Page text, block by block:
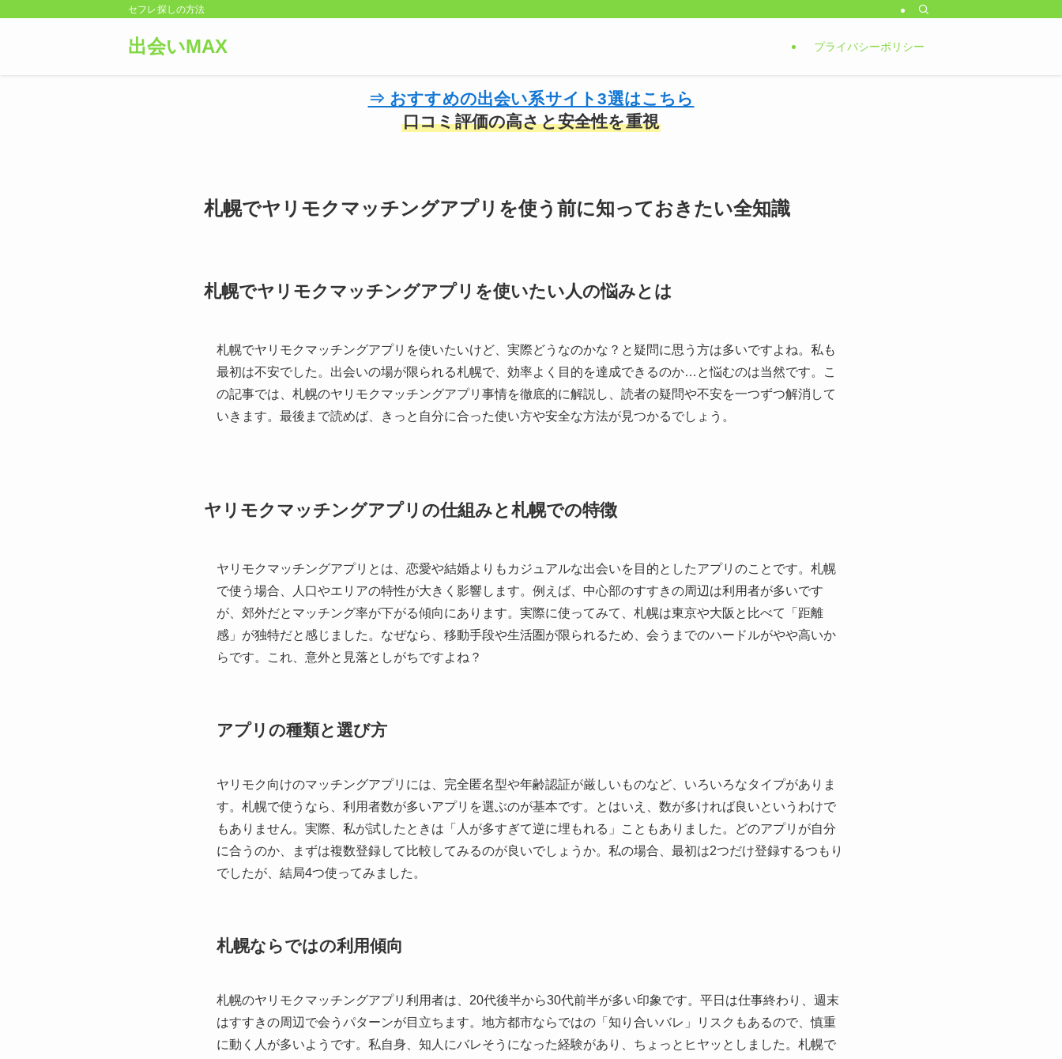
セフレ探しの方法
出会いMAX プライバシーポリシー
⇒ おすすめの出会い系サイト3選はこちら
口コミ評価の高さと安全性を重視
札幌でヤリモクマッチングアプリを使う前に知っておきたい全知識
札幌でヤリモクマッチングアプリを使いたい人の悩みとは
札幌でヤリモクマッチングアプリを使いたいけど、実際どうなのかな？と疑問に思う方は多いですよね。私も
最初は不安でした。出会いの場が限られる札幌で、効率よく目的を達成できるのか…と悩むのは当然です。こ
の記事では、札幌のヤリモクマッチングアプリ事情を徹底的に解説し、読者の疑問や不安を一つずつ解消して
いきます。最後まで読めば、きっと自分に合った使い方や安全な方法が見つかるでしょう。
ヤリモクマッチングアプリの仕組みと札幌での特徴
ヤリモクマッチングアプリとは、恋愛や結婚よりもカジュアルな出会いを目的としたアプリのことです。札幌
で使う場合、人口やエリアの特性が大きく影響します。例えば、中心部のすすきの周辺は利用者が多いです
が、郊外だとマッチング率が下がる傾向にあります。実際に使ってみて、札幌は東京や大阪と比べて「距離
感」が独特だと感じました。なぜなら、移動手段や生活圏が限られるため、会うまでのハードルがやや高いか
らです。これ、意外と見落としがちですよね？
アプリの種類と選び方
ヤリモク向けのマッチングアプリには、完全匿名型や年齢認証が厳しいものなど、いろいろなタイプがありま
す。札幌で使うなら、利用者数が多いアプリを選ぶのが基本です。とはいえ、数が多ければ良いというわけで
もありません。実際、私が試したときは「人が多すぎて逆に埋もれる」こともありました。どのアプリが自分
に合うのか、まずは複数登録して比較してみるのが良いでしょうか。私の場合、最初は2つだけ登録するつもり
でしたが、結局4つ使ってみました。
札幌ならではの利用傾向
札幌のヤリモクマッチングアプリ利用者は、20代後半から30代前半が多い印象です。平日は仕事終わり、週末
はすすきの周辺で会うパターンが目立ちます。地方都市ならではの「知り合いバレ」リスクもあるので、慎重
に動く人が多いようです。私自身、知人にバレそうになった経験があり、ちょっとヒヤッとしました。札幌で